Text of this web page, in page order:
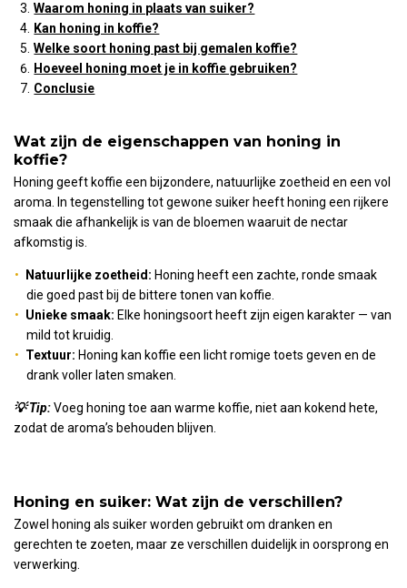
Waarom honing in plaats van suiker?
Kan honing in koffie?
Welke soort honing past bij gemalen koffie?
Hoeveel honing moet je in koffie gebruiken?
Conclusie
Wat zijn de eigenschappen van honing in
koffie?
Honing geeft koffie een bijzondere, natuurlijke zoetheid en een vol
aroma. In tegenstelling tot gewone suiker heeft honing een rijkere
smaak die afhankelijk is van de bloemen waaruit de nectar
afkomstig is.
Natuurlijke zoetheid: Honing heeft een zachte, ronde smaak
die goed past bij de bittere tonen van koffie.
Unieke smaak: Elke honingsoort heeft zijn eigen karakter — van
mild tot kruidig.
Textuur: Honing kan koffie een licht romige toets geven en de
drank voller laten smaken.
💡 Tip:Voeg honing toe aan warme koffie, niet aan kokend hete,
zodat de aroma’s behouden blijven.
Honing en suiker: Wat zijn de verschillen?
Zowel honing als suiker worden gebruikt om dranken en
gerechten te zoeten, maar ze verschillen duidelijk in oorsprong en
verwerking.